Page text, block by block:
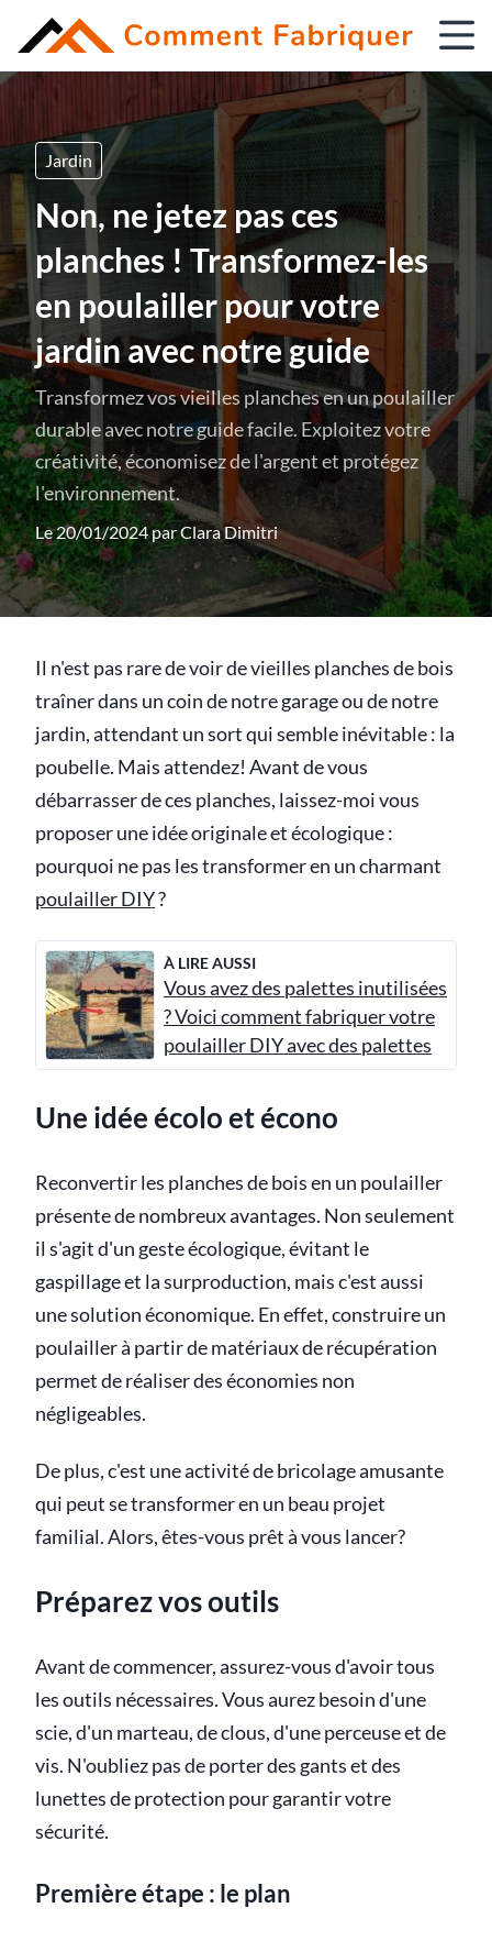
Jardin
Non, ne jetez pas ces
planches ! Transformez-les
en poulailler pour votre
jardin avec notre guide
Transformez vos vieilles planches en un poulailler
durable avec notre guide facile. Exploitez votre
créativité, économisez de l'argent et protégez
l'environnement.
Le 20/01/2024 parClara Dimitri
Il n'est pas rare de voir de vieilles planches de bois
traîner dans un coin de notre garage ou de notre
jardin, attendant un sort qui semble inévitable : la
poubelle. Mais attendez! Avant de vous
débarrasser de ces planches, laissez-moi vous
proposer une idée originale et écologique :
pourquoi ne pas les transformer en un charmant
poulailler DIY?
À LIRE AUSSI
Vous avez des palettes inutilisées
? Voici comment fabriquer votre
poulailler DIY avec des palettes
Une idée écolo et écono
Reconvertir les planches de bois en un poulailler
présente de nombreux avantages. Non seulement
il s'agit d'un geste écologique, évitant le
gaspillage et la surproduction, mais c'est aussi
une solution économique. En effet, construire un
poulailler à partir de matériaux de récupération
permet de réaliser des économies non
négligeables.
De plus, c'est une activité de bricolage amusante
qui peut se transformer en un beau projet
familial. Alors, êtes-vous prêt à vous lancer?
Préparez vos outils
Avant de commencer, assurez-vous d'avoir tous
les outils nécessaires. Vous aurez besoin d'une
scie, d'un marteau, de clous, d'une perceuse et de
vis. N'oubliez pas de porter des gants et des
lunettes de protection pour garantir votre
sécurité.
Première étape : le plan